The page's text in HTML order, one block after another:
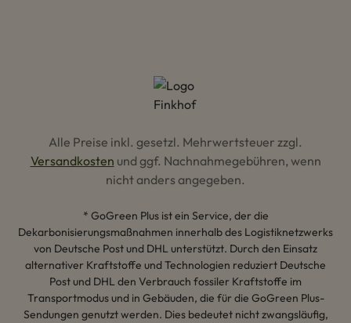
Alle Preise inkl. gesetzl. Mehrwertsteuer zzgl.
Versandkosten und ggf. Nachnahmegebühren, wenn
nicht anders angegeben.
* GoGreen Plus ist ein Service, der die
Dekarbonisierungsmaßnahmen innerhalb des Logistiknetzwerks
von Deutsche Post und DHL unterstützt. Durch den Einsatz
alternativer Kraftstoffe und Technologien reduziert Deutsche
Post und DHL den Verbrauch fossiler Kraftstoffe im
Transportmodus und in Gebäuden, die für die GoGreen Plus-
Sendungen genutzt werden. Dies bedeutet nicht zwangsläufig,